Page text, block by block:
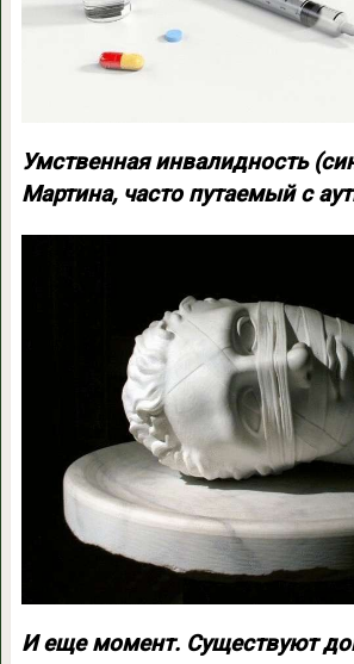
Умственная инвалидность
Мартина, часто путаемый с
И еще момент. Существуют